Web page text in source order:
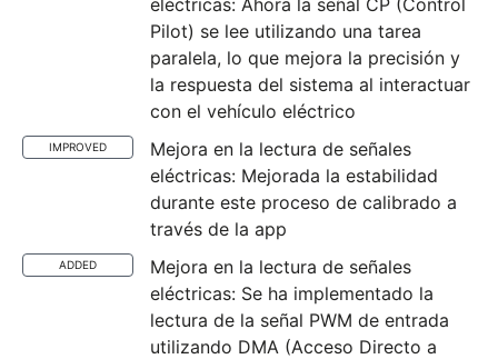
eléctricas: Ahora la señal CP (Control
Pilot) se lee utilizando una tarea
paralela, lo que mejora la precisión y
la respuesta del sistema al interactuar
con el vehículo eléctrico
IMPROVED
Mejora en la lectura de señales
eléctricas: Mejorada la estabilidad
durante este proceso de calibrado a
través de la app
ADDED
Mejora en la lectura de señales
eléctricas: Se ha implementado la
lectura de la señal PWM de entrada
utilizando DMA (Acceso Directo a